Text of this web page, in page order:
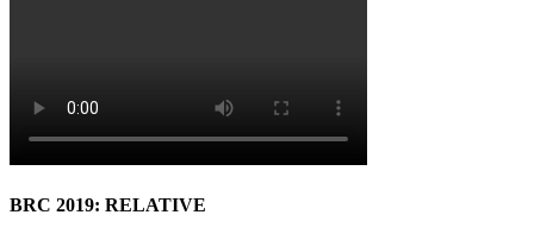
BRC 2019: RELATIVE